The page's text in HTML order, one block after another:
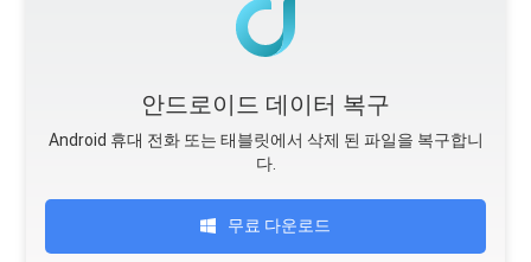
안드로이드 데이터 복구
Android 휴대 전화 또는 태블릿에서 삭제 된 파일을 복구합니
다.
무료 다운로드